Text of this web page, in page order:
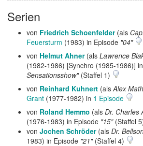
Serien
von Friedrich Schoenfelder(als
Feuersturm (1983) in Episode "04"
von Helmut Ahner(als Lawrence
(1982-1986) [Synchro (1985-1986)]
Sensationsshow"(Staffel 1)
von Reinhard Kuhnert (alsAlex
Grant (1977-1982) in 1 Episode
von Roland Hemmo (als Dr. Charles
(1976-1983) in Episode "15"(Staffel
von Jochen Schröder(als Dr.
1983) in Episode "21"(Staffel 4)